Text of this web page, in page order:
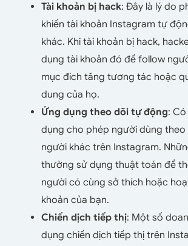
Tài khoản bị hack: Đây là lý do
khiến tài khoản Instagram tự
khác. Khi tài khoản bị hack,
dụng tài khoản đó để follow
mục đích tăng tương tác hoặc
dung của họ.
Ứng dụng theo dõi tự động:
dụng cho phép người dùng
người khác trên Instagram.
thường sử dụng thuật toán để
người có cùng sở thích hoặc
khoản của bạn.
Chiến dịch tiếp thị: Một số
dụng chiến dịch tiếp thị trên